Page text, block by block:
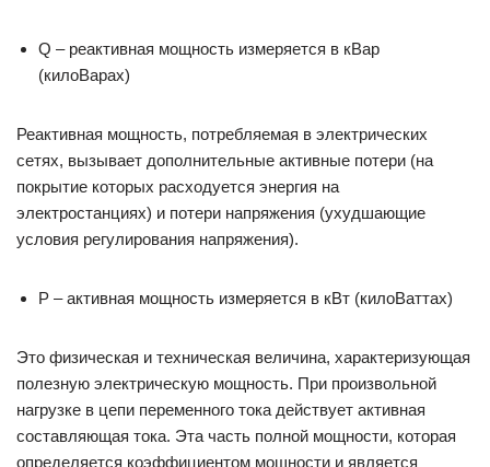
Q – реактивная мощность измеряется в кВар
(килоВарах)
Реактивная мощность, потребляемая в электрических
сетях, вызывает дополнительные активные потери (на
покрытие которых расходуется энергия на
электростанциях) и потери напряжения (ухудшающие
условия регулирования напряжения).
Р – активная мощность измеряется в кВт (килоВаттах)
Это физическая и техническая величина, характеризующая
полезную электрическую мощность. При произвольной
нагрузке в цепи переменного тока действует активная
составляющая тока. Эта часть полной мощности, которая
определяется коэффициентом мощности и является